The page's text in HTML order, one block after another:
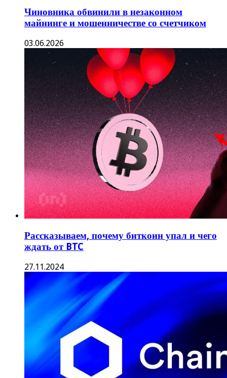
Чиновника обвинили в незаконном
майнинге и мошенничестве со счетчиком
03.06.2026
Рассказываем, почему биткоин упал и чего
ждать от BTC
27.11.2024